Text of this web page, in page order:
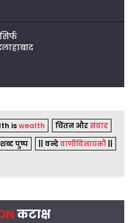
iswealth चिंतन औरसंवाद
शब्द पुष्प || वन्देवाणीविनायकौ
कटाक्ष